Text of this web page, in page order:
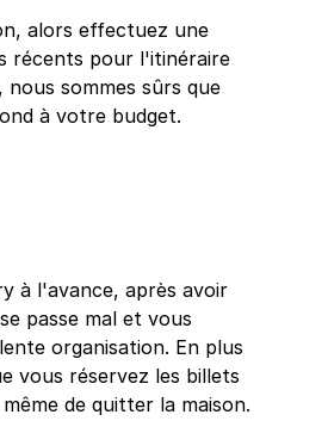
alors effectuez une
récents pour l'itinéraire
sommes sûrs que
à votre budget.
à l'avance, après avoir
passe mal et vous
organisation. En plus
vous réservez les billets
de quitter la maison.